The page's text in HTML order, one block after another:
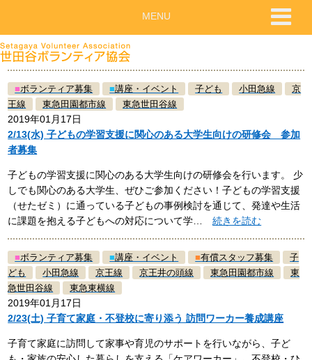
■ボランティア募集 ■講座・イベント 子ども 小田急線
京
王線
東急田園都市線 東急世田谷線
2019年01月17日
2/13(水) 子どもの学習支援に関心のある大学生向けの研修会 参加
者募集
子どもの学習支援に関心のある大学生向けの研修会を行います。 少
しでも関心のある大学生、ぜひご参加ください！子どもの学習支援
（せたゼミ）に通っている子どもの事例検討を通じて、発達や生活
に課題を抱える子どもへの対応について学…続きを読む
■ボランティア募集 ■講座・イベント ■有償スタッフ募集
子
ども
小田急線 京王線 京王井の頭線 東急田園都市線
東
急世田谷線
東急東横線
2019年01月17日
2/23(土) 子育て家庭・不登校に寄り添う 訪問ワーカー養成講座
子育て家庭に訪問して家事や育児のサポートを行いながら、子ど
MENU